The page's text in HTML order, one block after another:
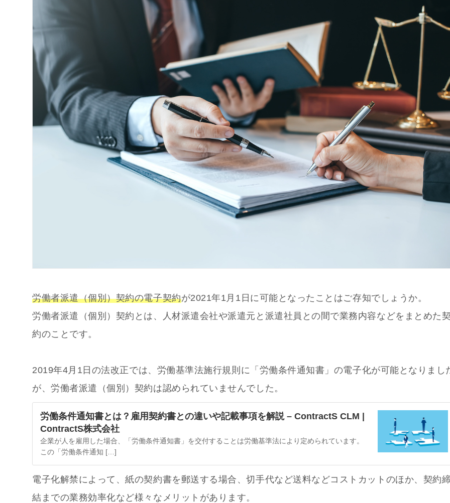
労働者派遣（個別）契約の電子契約が2021年1月1日に可能となったことはご存知でしょうか。
労働者派遣（個別）契約とは、人材派遣会社や派遣元と派遣社員との間で業務内容などをまとめた
約のことです。
2019年4月1日の法改正では、労働基準法施行規則に「労働条件通知書」の電子化が可能となりまし
が、労働者派遣（個別）契約は認められていませんでした。
労働条件通知書とは？雇用契約書との違いや記載事項を解説 – ContractS CLM |
ContractS株式会社
企業が人を雇用した場合、「労働条件通知書」を交付することは労働基準法により定められています。
この「労働条件通知 […]
電子化解禁によって、紙の契約書を郵送する場合、切手代など送料などコストカットのほか、契約
結までの業務効率化など様々なメリットがあります。